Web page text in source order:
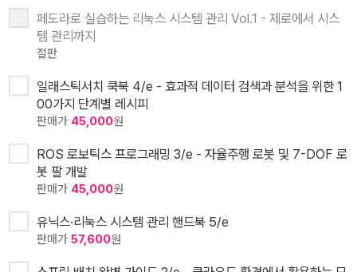
페도라로 실습하는 리눅스 시스템 관리 Vol.1 - 제로에서 시스
템 관리까지
절판
일래스틱서치 쿡북 4/e - 효과적 데이터 검색과 분석을 위한 1
00가지 단계별 레시피
판매가 45,000원
ROS 로보틱스 프로그래밍 3/e - 자율주행 로봇 및 7-DOF 로
봇 팔 개발
판매가 45,000원
유닉스·리눅스 시스템 관리 핸드북 5/e
판매가 57,600원